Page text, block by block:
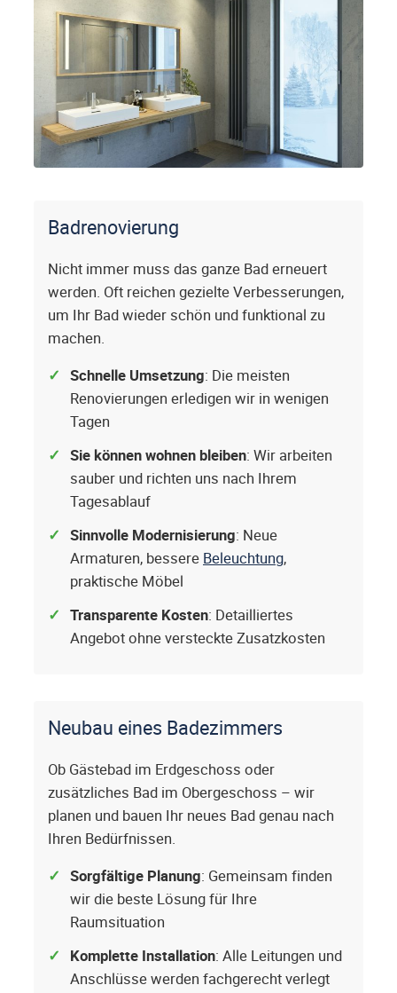
Badrenovierung
Nicht immer muss das ganze Bad erneuert
werden. Oft reichen gezielte Verbesserungen,
um Ihr Bad wieder schön und funktional zu
machen.
Schnelle Umsetzung: Die meisten
Renovierungen erledigen wir in wenigen
Tagen
Sie können wohnen bleiben: Wir arbeiten
sauber und richten uns nach Ihrem
Tagesablauf
Sinnvolle Modernisierung: Neue
Armaturen, bessere Beleuchtung,
praktische Möbel
Transparente Kosten: Detailliertes
Angebot ohne versteckte Zusatzkosten
Neubau eines Badezimmers
Ob Gästebad im Erdgeschoss oder
zusätzliches Bad im Obergeschoss – wir
planen und bauen Ihr neues Bad genau nach
Ihren Bedürfnissen.
Sorgfältige Planung: Gemeinsam finden
wir die beste Lösung für Ihre
Raumsituation
Komplette Installation: Alle Leitungen und
Anschlüsse werden fachgerecht verlegt